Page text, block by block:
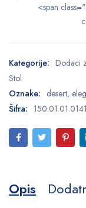
<span
Kategorije: Dodaci
Stol
Oznake: desert,
Šifra: 150.01.01.0141
Opis